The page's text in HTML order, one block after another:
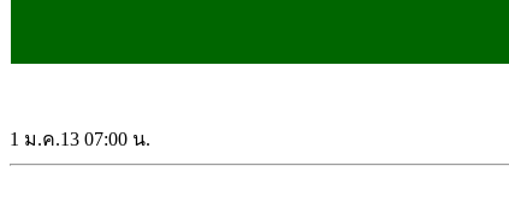
1 ม.ค.13 07:00 น.